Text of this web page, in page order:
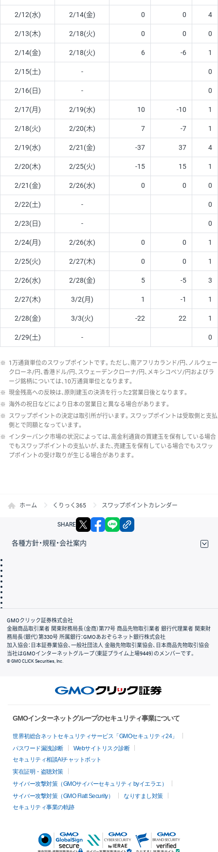
2/12(水) 2/14(金) 0 0 4
2/13(木) 2/18(火) 0 0 0
2/14(金) 2/18(火) 6 -6 1
2/15(土) - 0
2/16(日) - 0
2/17(月) 2/19(水) 10 -10 1
2/18(火) 2/20(木) 7 -7 1
2/19(水) 2/21(金) -37 37 4
2/20(木) 2/25(火) -15 15 1
2/21(金) 2/26(水) 0 0 0
2/22(土) - 0
2/23(日) - 0
2/24(月) 2/26(水) 0 0 1
2/25(火) 2/27(木) 0 0 1
2/26(水) 2/28(金) 5 -5 3
2/27(木) 3/2(月) 1 -1 1
2/28(金) 3/3(火) -22 22 1
2/29(土) - 0
※ 1万通貨単位のスワップポイントです。ただし、南アフリカランド/円、ノルウェー
クローネ/円、香港ドル/円、スウェーデンクローナ/円、メキシコペソ/円およびラ
ージ銘柄については、10万通貨単位となります。
※ 現金残高への反映は、原則建玉の決済を行った2営業日後となります。
※ 海外の祝日などにより日本の営業日と異なる場合があります。
※ スワップポイントの決定は取引所が行います。スワップポイントは受取側と支払
側とで同額となっています。
※ インターバンク市場の状況によっては、高金利通貨の買建玉を保有している場合
でもスワップポイントの支払いが、また、売建玉を保有している場合でもスワッ
プポイントの受け取りが生じる場合があります。
ホーム くりっく365 スワップポイントカレンダー
SHARE X facebook
各種方針・規程・会社案内
会社案内
GMOクリック証券株式会社
金融商品取引業者 関東財務局長（金商）第77号 商品先物取引業者 銀行代理業者 関東財
務局長（銀代）第330号 所属銀行：GMOあおぞらネット銀行株式会社
加入協会：日本証券業協会、一般社団法人 金融先物取引業協会、日本商品先物取引協会
当社はGMOインターネットグループ（東証プライム上場9449）のメンバーです。
© GMO CLICK Securities, Inc.
GMOインターネットグループのセキュリティ事業について
世界初総合ネットセキュリティサービス「GMOセキュリティ24」
パスワード漏洩診断
Webサイトリスク診断
セキュリティ相談AIチャットボット
実在証明・盗聴対策
サイバー攻撃対策（GMOサイバーセキュリティ byイエラエ）
サイバー攻撃対策（GMO Flatt Security）
なりすまし対策
セキュリティ事業の軌跡